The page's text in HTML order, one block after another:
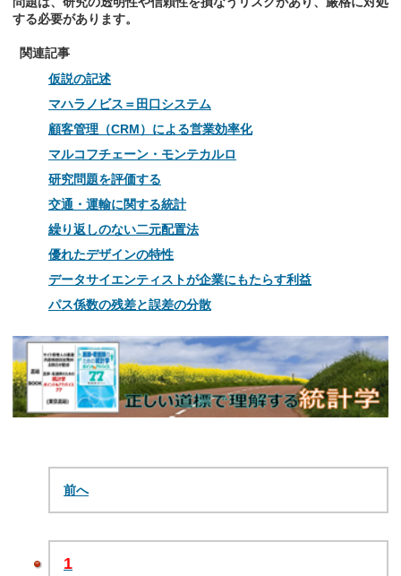
する必要があります。
関連記事
仮説の記述
マハラノビス＝田口システム
顧客管理（CRM）による営業効率化
マルコフチェーン・モンテカルロ
研究問題を評価する
交通・運輸に関する統計
繰り返しのない二元配置法
優れたデザインの特性
データサイエンティストが企業にもたらす利益
パス係数の残差と誤差の分散
前へ
1